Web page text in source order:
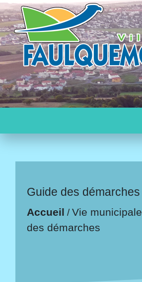
Guide des démarches
Accueil /Vie municipale
des démarches